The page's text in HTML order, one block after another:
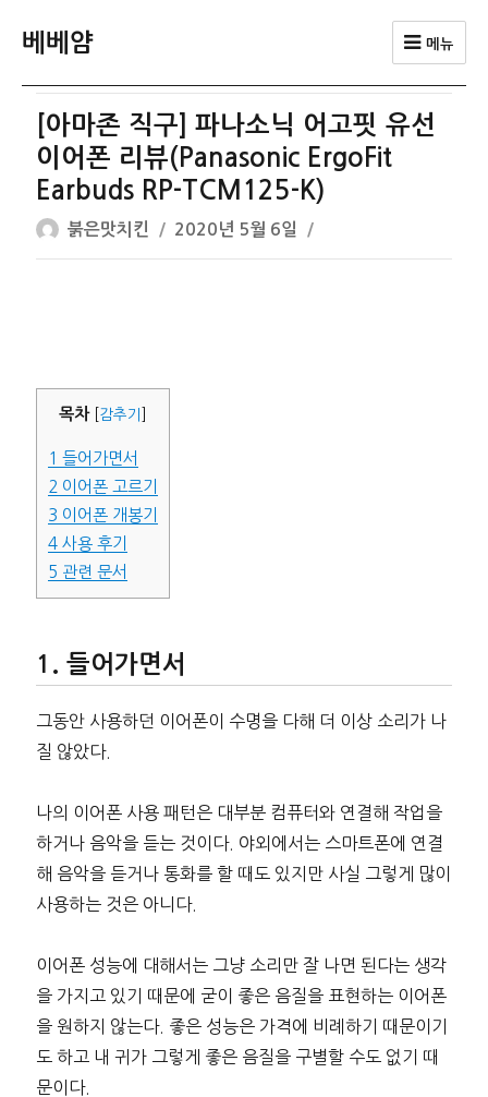
베베얌 메뉴
[아마존 직구] 파나소닉 어고핏 유선
이어폰 리뷰(Panasonic ErgoFit
Earbuds RP-TCM125-K)
글
쓴
붉은맛치킨
작
성
2020년 5월 6일
목차 감추기
1 들어가면서
2 이어폰 고르기
3 이어폰 개봉기
4사용 후기
5 관련 문서
들어가면서
그동안 사용하던 이어폰이 수명을 다해 더 이상 소리가 나
질 않았다.
나의 이어폰 사용 패턴은 대부분 컴퓨터와 연결해 작업을
하거나 음악을 듣는 것이다. 야외에서는 스마트폰에 연결
해 음악을 듣거나 통화를 할 때도 있지만 사실 그렇게 많이
사용하는 것은 아니다.
이어폰 성능에 대해서는 그냥 소리만 잘 나면 된다는 생각
을 가지고 있기 때문에 굳이 좋은 음질을 표현하는 이어폰
을 원하지 않는다. 좋은 성능은 가격에 비례하기 때문이기
도 하고 내 귀가 그렇게 좋은 음질을 구별할 수도 없기 때
문이다.